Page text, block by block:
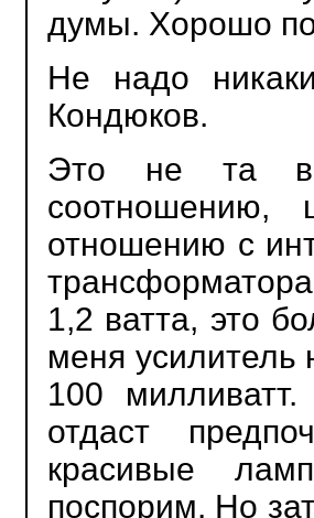
думы. Хорошо
Не надо
Кондюков.
Это не та
соотношению,
отношению с
1,2 ватта, это
меня
100
отдаст
красивые
поспорим. Но